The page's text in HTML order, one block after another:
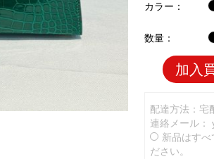
カラー：
数量：
加入
配達方法：宅
連絡メール：
新品はすべ
ださい。